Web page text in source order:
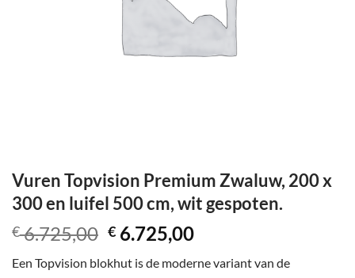
Vuren Topvision Premium Zwaluw, 200 x
300 en luifel 500 cm, wit gespoten.
€6.725,00 Oorspronkelijke
was:
€ 6.725,00Huidige
is:
Een Topvision blokhut is de moderne variant van de